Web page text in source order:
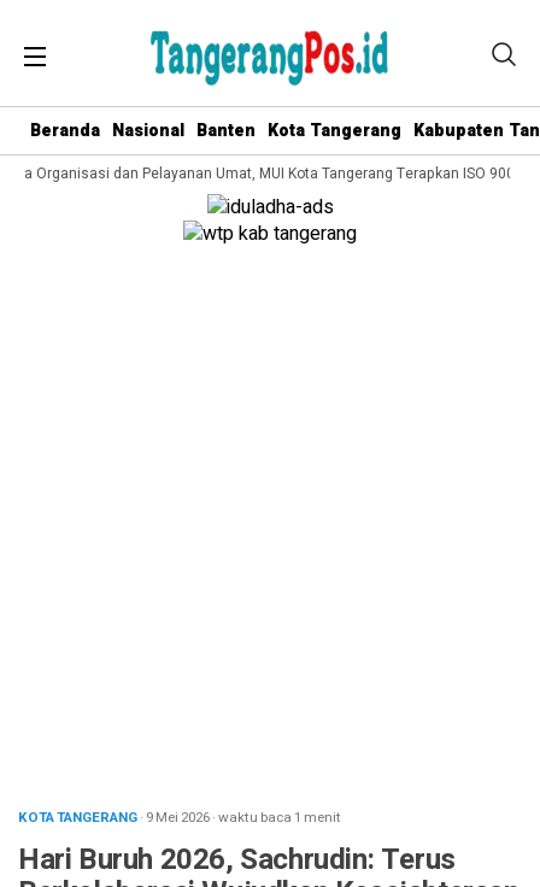
Beranda Nasional Banten Kota Tangerang Kabupaten
Organisasi dan Pelayanan Umat, MUI Kota Tangerang Terapkan ISO
KOTA TANGERANG· 9 Mei 2026·waktu baca 1 menit
Hari Buruh 2026, Sachrudin: Terus